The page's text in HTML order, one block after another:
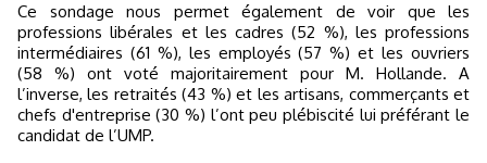
Ce sondage nous permet également de voir que les
professions libérales et les cadres (52 %), les professions
intermédiaires (61 %), les employés (57 %) et les ouvriers
(58 %) ont voté majoritairement pour M. Hollande. A
l’inverse, les retraités (43 %) et les artisans, commerçants et
chefs d'entreprise (30 %) l’ont peu plébiscité lui préférant le
candidat de l’UMP.